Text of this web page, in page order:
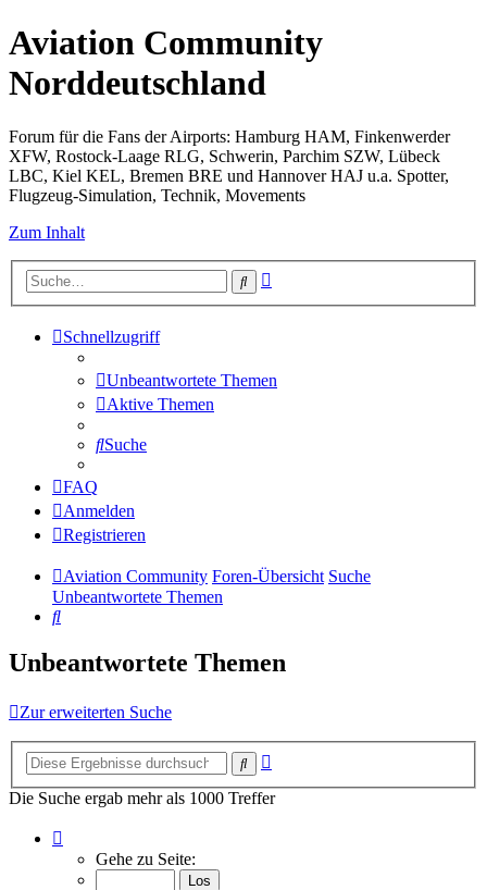
Aviation Community
Norddeutschland
Forum für die Fans der Airports: Hamburg HAM, Finkenwerder
XFW, Rostock-Laage RLG, Schwerin, Parchim SZW, Lübeck
LBC, Kiel KEL, Bremen BRE und Hannover HAJ u.a. Spotter,
Flugzeug-Simulation, Technik, Movements
Zum Inhalt
Suche
Schnellzugriff
Unbeantwortete Themen
Aktive Themen
Suche
FAQ
Anmelden
Registrieren
Aviation Community Foren-Übersicht Suche
Unbeantwortete Themen
Suche
Unbeantwortete Themen
Zur erweiterten Suche
Suche
Die Suche ergab mehr als 1000 Treffer
von
Gehe zu Seite: